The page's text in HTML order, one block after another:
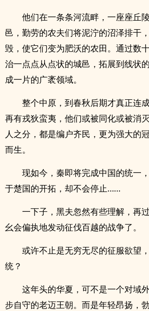
他们在一条条河流畔，一座座丘
邑，勤劳的农夫们将泥泞的沼泽排干
毁，使它们变为肥沃的农田。通过数
治一点点从点状的城邑，拓展到线状
成一片的广袤领域。
整个中原，到春秋后期才真正连
再有戎狄蛮夷，他们或被同化或被消
人之分，都是编户齐民，更为强大的
而生。
现如今，秦即将完成中国的统一
于楚国的开拓，却不会停止……
一下子，黑夫忽然有些理解，再
幺会偏执地发动征伐百越的战争了。
或许不止是无穷无尽的征服欲望
统？
这年头的华夏，可不是一个对域
步自守的老迈王朝。而是年轻昂扬，